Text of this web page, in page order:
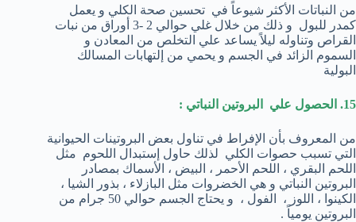
من النباتات الأكثر شيوعاً في تحسين صحة الكلي و يعمل
كمدر للبول و ذلك من خلال غلي حوالي 2 -3 أوراق من نبات
القراص وتناوله ليلاً يساعد علي التخلص من المعادن و
السموم الزائد في الجسم و يحمي من إلتهابات المسالك
البولية
15. الحصول علي البروتين النباتي :
من المعروف بأن الإفراط في تناول بعض البروتينات الحيوانية
التي تسبب حصوات الكلي لذلك حاول إستبدال اللحوم مثل
اللحم البقري ، اللحم الأحمر ، البيض ، الأسماك بمصادر
البروتين النباتي و هي الخضروات مثل البازلاء ، بذور الشيا ،
الكينوا ، اللوز ، الفول ، و يحتاج الجسم حوالي 50 جرام من
البروتين يومياً .